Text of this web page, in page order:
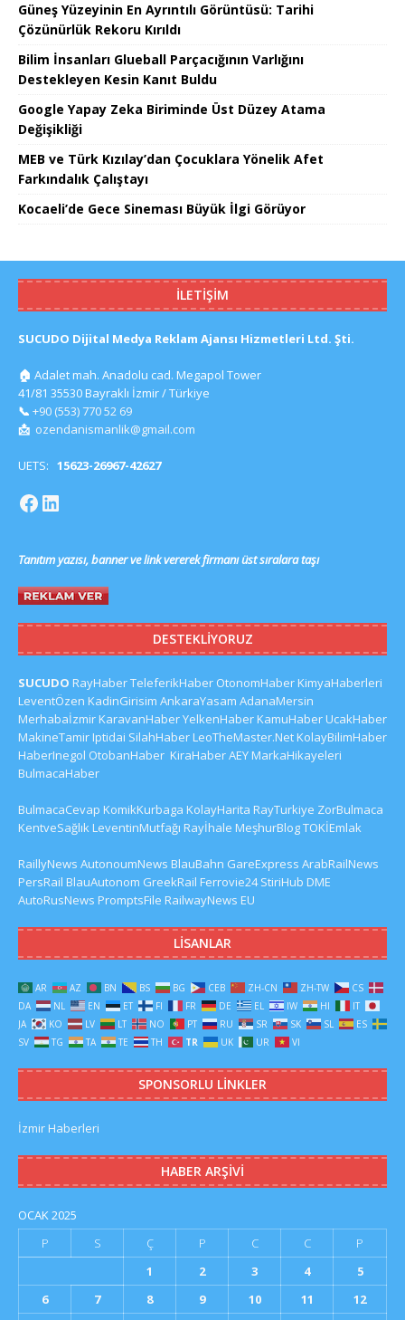
Güneş Yüzeyinin En Ayrıntılı Görüntüsü: Tarihi
Çözünürlük Rekoru Kırıldı
Bilim İnsanları Glueball Parçacığının Varlığını
Destekleyen Kesin Kanıt Buldu
Google Yapay Zeka Biriminde Üst Düzey Atama
Değişikliği
MEB ve Türk Kızılay’dan Çocuklara Yönelik Afet
Farkındalık Çalıştayı
Kocaeli’de Gece Sineması Büyük İlgi Görüyor
İLETIŞIM
SUCUDO Dijital Medya Reklam Ajansı Hizmetleri Ltd. Şti.
🏠 Adalet mah. Anadolu cad. Megapol Tower
41/81 35530 Bayraklı İzmir / Türkiye
📞 +90 (553) 770 52 69
📩 ozendanismanlik@gmail.com
UETS: 15623-26967-42627
Tanıtım yazısı, banner ve link vererek firmanı üst sıralara taşı
DESTEKLIYORUZ
SUCUDO RayHaberTeleferikHaber OtonomHaberKimyaHaberleri
LeventÖzen KadinGirisim AnkaraYasam AdanaMersin
MerhabaİzmirKaravanHaberYelkenHaberKamuHaberUcakHaber
MakineTamirIptidai SilahHaberLeoTheMaster.NetKolayBilimHaber
HaberInegol OtobanHaber KiraHaberAEYMarkaHikayeleri
BulmacaHaber
BulmacaCevap KomikKurbaga KolayHarita RayTurkiye ZorBulmaca
KentveSağlıkLeventinMutfağı Rayİhale MeşhurBlogTOKİEmlak
RaillyNews AutonoumNews BlauBahn GareExpress ArabRailNews
PersRail BlauAutonom GreekRail Ferrovie24 StiriHub DME
AutoRusNews PromptsFile RailwayNews EU
LISANLAR
AR AZ BN BS BG CEB ZH-CN ZH-TW
CS
DA
NL EN ET FI FR DE EL IW HI
IT
JA
KO LV LT NO PT RU SR SK SL
ES
SV
TG TA TE TH TR UK UR VI
SPONSORLU LINKLER
İzmir Haberleri
HABER ARŞIVI
OCAK 2025
P
S Ç P C C
P
1
2 3 4
5
6
7 8 9 10 11
12